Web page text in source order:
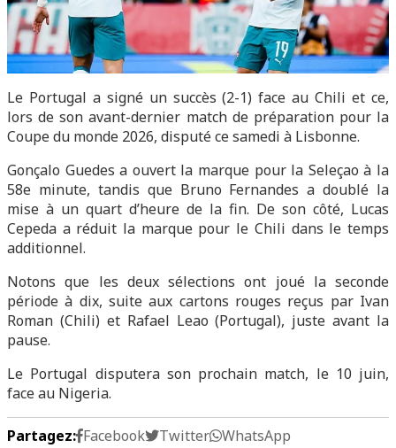
Le Portugal a signé un succès (2-1) face au Chili et ce,
lors de son avant-dernier match de préparation pour la
Coupe du monde 2026, disputé ce samedi à Lisbonne.
Gonçalo Guedes a ouvert la marque pour la Seleçao à la
58e minute, tandis que Bruno Fernandes a doublé la
mise à un quart d’heure de la fin. De son côté, Lucas
Cepeda a réduit la marque pour le Chili dans le temps
additionnel.
Notons que les deux sélections ont joué la seconde
période à dix, suite aux cartons rouges reçus par Ivan
Roman (Chili) et Rafael Leao (Portugal), juste avant la
pause.
Le Portugal disputera son prochain match, le 10 juin,
face au Nigeria.
Partagez: Facebook Twitter WhatsApp